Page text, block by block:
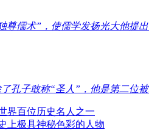
尊儒术”，使儒学发扬光大他提
孔子敢称“圣人”，他是第二位
界百位历史名人之一
上极具神秘色彩的人物